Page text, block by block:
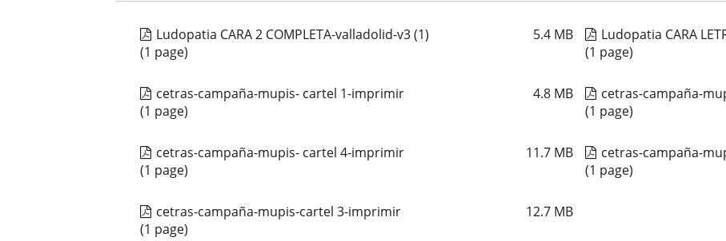
Ludopatia CARA 2 COMPLETA-valladolid-v3 (1) 5.4 MB
(1 page)
Ludopatia CARA
(1 page)
cetras-campaña-mupis- cartel 1-imprimir 4.8 MB
(1 page)
cetras-campaña-
(1 page)
cetras-campaña-mupis- cartel 4-imprimir 11.7 MB
(1 page)
cetras-campaña-
(1 page)
cetras-campaña-mupis-cartel 3-imprimir 12.7 MB
(1 page)